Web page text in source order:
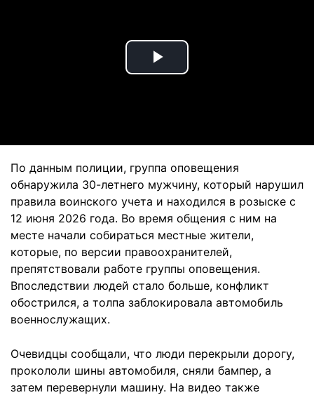
Play
По данным полиции, группа оповещения
обнаружила 30-летнего мужчину, который нарушил
правила воинского учета и находился в розыске с
12 июня 2026 года. Во время общения с ним на
месте начали собираться местные жители,
которые, по версии правоохранителей,
препятствовали работе группы оповещения.
Впоследствии людей стало больше, конфликт
обострился, а толпа заблокировала автомобиль
военнослужащих.
Очевидцы сообщали, что люди перекрыли дорогу,
прокололи шины автомобиля, сняли бампер, а
затем перевернули машину. На видео также